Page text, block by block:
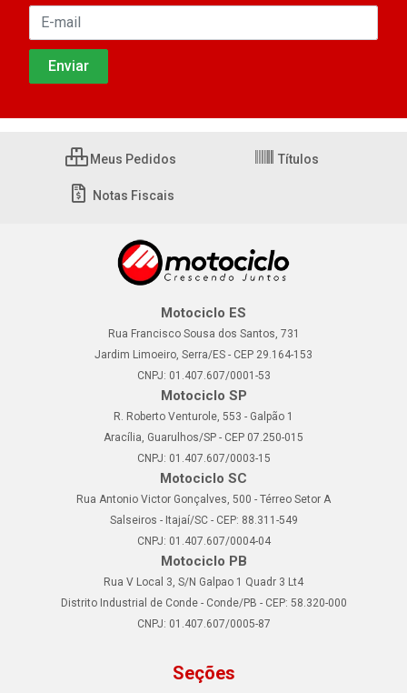
Meus Pedidos Títulos
Notas Fiscais
Motociclo ES
Rua Francisco Sousa dos Santos, 731
Jardim Limoeiro, Serra/ES - CEP 29.164-153
CNPJ: 01.407.607/0001-53
Motociclo SP
R. Roberto Venturole, 553 - Galpão 1
Aracília, Guarulhos/SP - CEP 07.250-015
CNPJ: 01.407.607/0003-15
Motociclo SC
Rua Antonio Victor Gonçalves, 500 - Térreo Setor A
Salseiros - Itajaí/SC - CEP: 88.311-549
CNPJ: 01.407.607/0004-04
Motociclo PB
Rua V Local 3, S/N Galpao 1 Quadr 3 Lt4
Distrito Industrial de Conde - Conde/PB - CEP: 58.320-000
CNPJ: 01.407.607/0005-87
Seções